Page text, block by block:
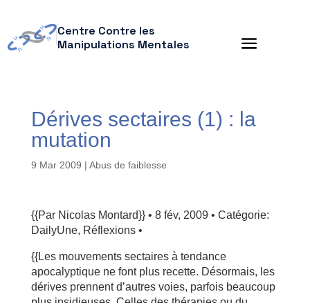
Centre Contre les
Manipulations Mentales
Dérives sectaires (1) : la
mutation
9 Mar 2009 | Abus de faiblesse
{{Par Nicolas Montard}} • 8 fév, 2009 • Catégorie:
DailyUne, Réflexions •
{{Les mouvements sectaires à tendance
apocalyptique ne font plus recette. Désormais, les
dérives prennent d’autres voies, parfois beaucoup